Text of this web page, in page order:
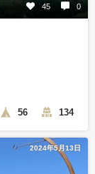
45 0
56 134
2024年5月13日